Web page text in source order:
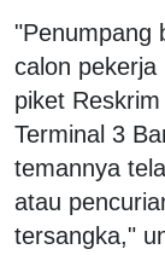
"Penumpang
calon
piket
Terminal 3
temannya
atau
tersangka,"